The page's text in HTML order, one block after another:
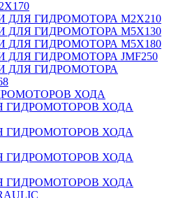
ДЛЯ ГИДРОМОТОРА M2X210
ДЛЯ ГИДРОМОТОРА M5X130
ДЛЯ ГИДРОМОТОРА M5X180
ДЛЯ ГИДРОМОТОРА JMF250
ДЛЯ ГИДРОМОТОРА
ХОДА
ГИДРОМОТОРОВ ХОДА
ГИДРОМОТОРОВ ХОДА
ГИДРОМОТОРОВ ХОДА
ГИДРОМОТОРОВ ХОДА